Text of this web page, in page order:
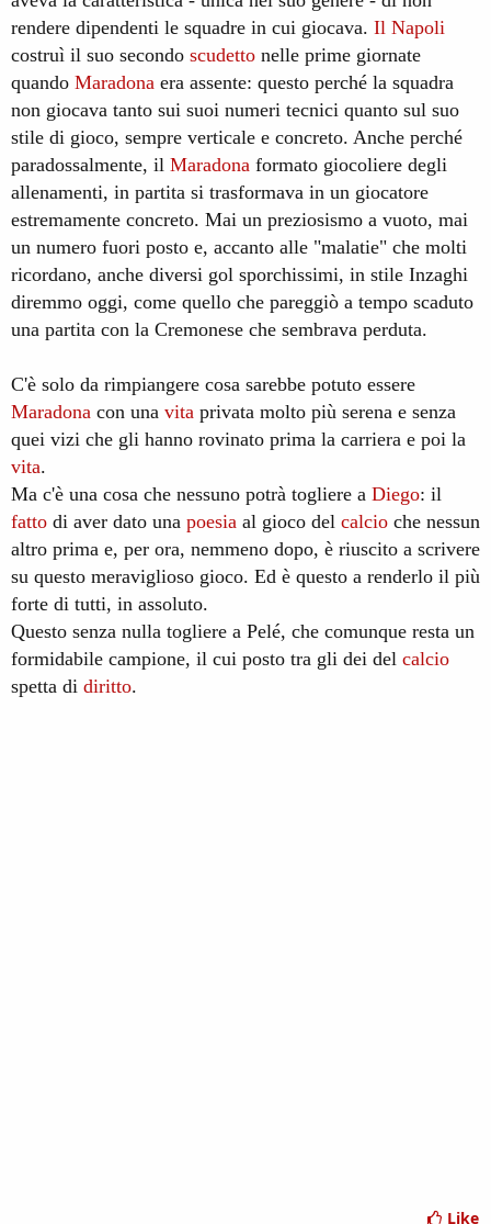
rendere dipendenti le squadre in cui giocava. Il Napoli
costruì il suo secondo scudetto nelle prime giornate
quando Maradona era assente: questo perché la squadra
non giocava tanto sui suoi numeri tecnici quanto sul suo
stile di gioco, sempre verticale e concreto. Anche perché
paradossalmente, il Maradona formato giocoliere degli
allenamenti, in partita si trasformava in un giocatore
estremamente concreto. Mai un preziosismo a vuoto, mai
un numero fuori posto e, accanto alle "malatie" che molti
ricordano, anche diversi gol sporchissimi, in stile Inzaghi
diremmo oggi, come quello che pareggiò a tempo scaduto
una partita con la Cremonese che sembrava perduta.
C'è solo da rimpiangere cosa sarebbe potuto essere
Maradona con una vita privata molto più serena e senza
quei vizi che gli hanno rovinato prima la carriera e poi la
vita.
Ma c'è una cosa che nessuno potrà togliere a Diego: il
fatto di aver dato una poesia al gioco del calcio che nessun
altro prima e, per ora, nemmeno dopo, è riuscito a scrivere
su questo meraviglioso gioco. Ed è questo a renderlo il più
forte di tutti, in assoluto.
Questo senza nulla togliere a Pelé, che comunque resta un
formidabile campione, il cui posto tra gli dei del calcio
spetta di diritto.
Like